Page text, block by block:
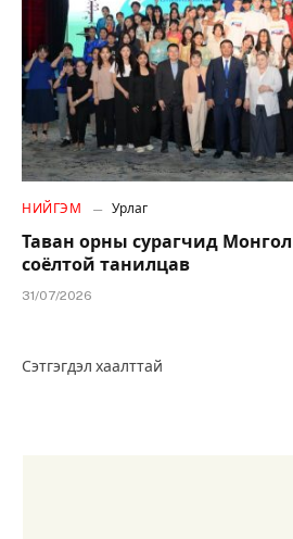
НИЙГЭМ Урлаг
Таван орны сурагчид
соёлтой танилцав
31/07/2026
Сэтгэгдэл хаалттай